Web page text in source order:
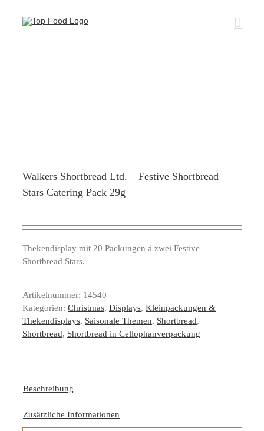
Inhalt
Walkers Shortbread Ltd. – Festive Shortbread
Stars Catering Pack 29g
Thekendisplay mit 20 Packungen á zwei Festive
Shortbread Stars.
Artikelnummer: 14540
Kategorien: Christmas, Displays, Kleinpackungen &
Thekendisplays, Saisonale Themen, Shortbread,
Shortbread, Shortbread in Cellophanverpackung
Beschreibung
Zusätzliche Informationen